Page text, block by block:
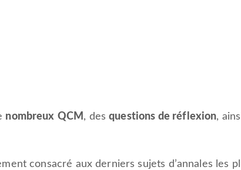
nombreux QCM , desquestions de réflexion,
consacré aux derniers sujets d’annales les